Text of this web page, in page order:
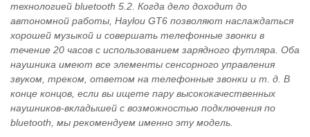
технологией bluetooth 5.2. Когда дело доходит до
автономной работы, Haylou GT6 позволяют наслаждаться
хорошей музыкой и совершать телефонные звонки в
течение 20 часов с использованием зарядного футляра. Оба
наушника имеют все элементы сенсорного управления
звуком, треком, ответом на телефонные звонки и т. д. В
конце концов, если вы ищете пару высококачественных
наушников-вкладышей с возможностью подключения по
bluetooth, мы рекомендуем именно эту модель.